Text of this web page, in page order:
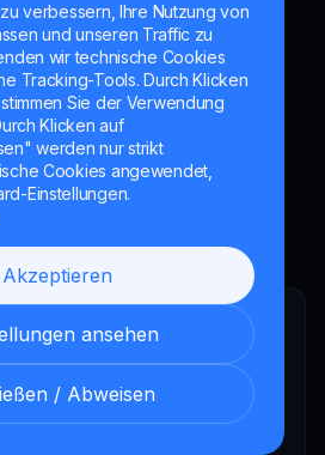
verbessern, Ihre Nutzung von
und unseren Traffic zu
wir technische Cookies
Tracking-Tools. Durch Klicken
Sie der Verwendung
Klicken auf
werden nur strikt
Cookies angewendet,
Einstellungen.
Akzeptieren
ansehen
/ Abweisen
in der Schweiz,
S.R.L.